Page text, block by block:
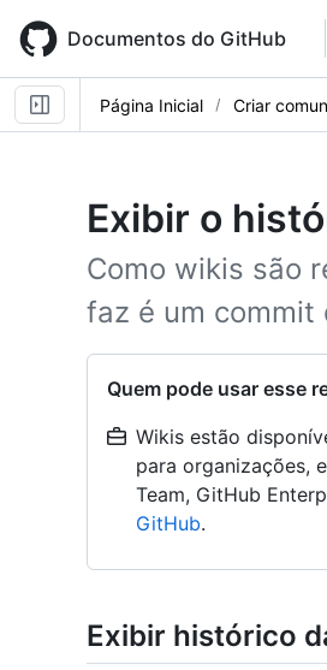
main
content
Documentos do GitHub
Página Inicial Criar
Exibir o
Como wikis são
faz é um commit
Quem pode usar esse
Wikis estão
para organizações,
Team, GitHub
GitHub.
Exibir histórico